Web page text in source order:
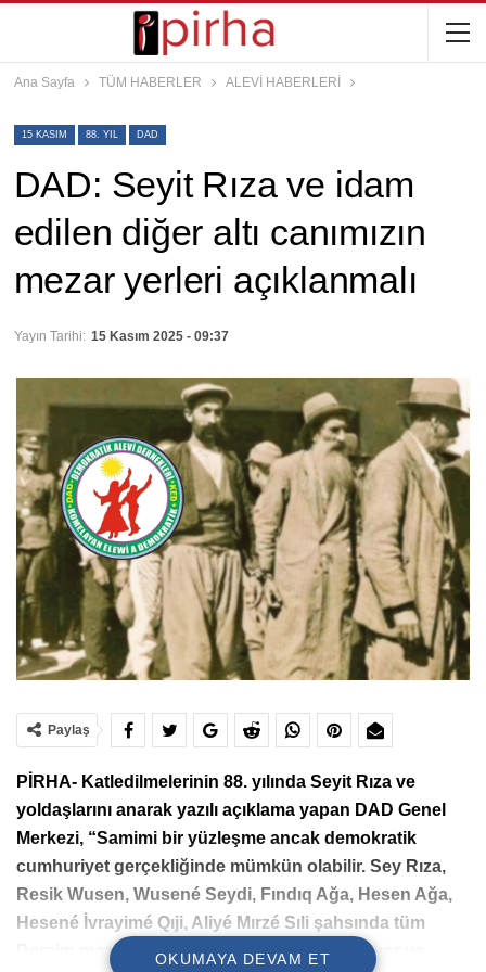
Ana Sayfa TÜM HABERLER ALEVİ HABERLERİ
15 KASIM 88. YIL DAD
DAD: Seyit Rıza ve idam
edilen diğer altı canımızın
mezar yerleri açıklanmalı
Yayın Tarihi: 15 Kasım 2025 - 09:37
Paylaş
PİRHA- Katledilmelerinin 88. yılında Seyit Rıza ve
yoldaşlarını anarak yazılı açıklama yapan DAD Genel
Merkezi, “Samimi bir yüzleşme ancak demokratik
cumhuriyet gerçekliğinde mümkün olabilir. Sey Rıza,
Resik Wusen, Wusené Seydi, Fındıq Ağa, Hesen Ağa,
Hesené İvrayimé Qıji, Aliyé Mırzé Sıli şahsında tüm
Dersim mazlumlarının huzurunda dara duruyor ve
OKUMAYA DEVAM ET